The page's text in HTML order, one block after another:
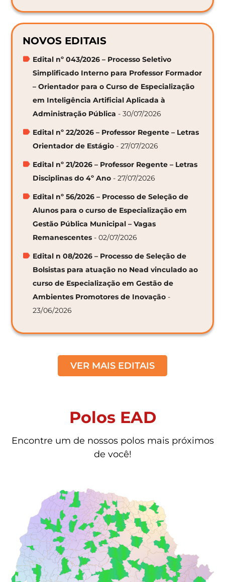
NOVOS EDITAIS
Edital nº 043/2026 – Processo Seletivo
Simplificado Interno para Professor Formador
– Orientador para o Curso de Especialização
em Inteligência Artificial Aplicada à
Administração Pública - 30/07/2026
Edital nº 22/2026 – Professor Regente – Letras
Orientador de Estágio - 27/07/2026
Edital nº 21/2026 – Professor Regente – Letras
Disciplinas do 4º Ano - 27/07/2026
Edital nº 56/2026 – Processo de Seleção de
Alunos para o curso de Especialização em
Gestão Pública Municipal – Vagas
Remanescentes - 02/07/2026
Edital n 08/2026 – Processo de Seleção de
Bolsistas para atuação no Nead vinculado ao
curso de Especialização em Gestão de
Ambientes Promotores de Inovação -
23/06/2026
VER MAIS EDITAIS
Polos EAD
Encontre um de nossos polos mais próximos
de você!